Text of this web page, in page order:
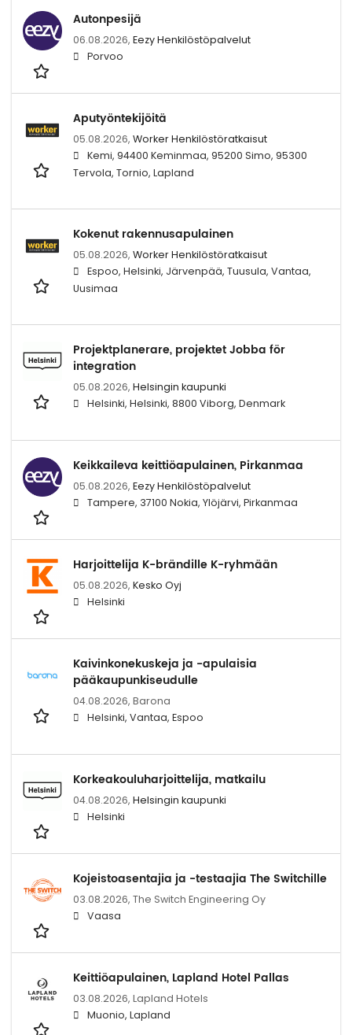
Autonpesijä
06.08.2026, Eezy Henkilöstöpalvelut
Porvoo
Aputyöntekijöitä
05.08.2026, Worker Henkilöstöratkaisut
Kemi, 94400 Keminmaa, 95200 Simo, 95300
Tervola, Tornio, Lapland
Kokenut rakennusapulainen
05.08.2026, Worker Henkilöstöratkaisut
Espoo, Helsinki, Järvenpää, Tuusula, Vantaa,
Uusimaa
Projektplanerare, projektet Jobba för
integration
05.08.2026, Helsingin kaupunki
Helsinki, Helsinki, 8800 Viborg, Denmark
Keikkaileva keittiöapulainen, Pirkanmaa
05.08.2026, Eezy Henkilöstöpalvelut
Tampere, 37100 Nokia, Ylöjärvi, Pirkanmaa
Harjoittelija K-brändille K-ryhmään
05.08.2026, Kesko Oyj
Helsinki
Kaivinkonekuskeja ja -apulaisia
pääkaupunkiseudulle
04.08.2026, Barona
Helsinki, Vantaa, Espoo
Korkeakouluharjoittelija, matkailu
04.08.2026, Helsingin kaupunki
Helsinki
Kojeistoasentajia ja -testaajia The Switchille
03.08.2026, The Switch Engineering Oy
Vaasa
Keittiöapulainen, Lapland Hotel Pallas
03.08.2026, Lapland Hotels
Muonio, Lapland